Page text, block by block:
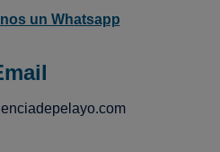
un Whatsapp